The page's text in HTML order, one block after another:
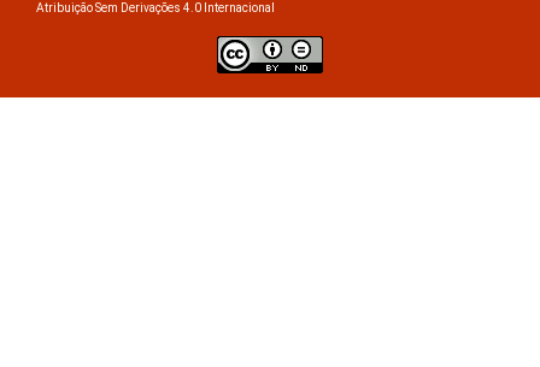
Atribuição Sem Derivações 4.0 Internacional